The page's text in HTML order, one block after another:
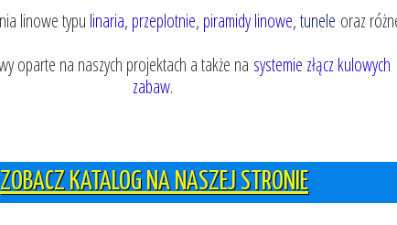
ZOBACZ KATALOG NA NASZEJ STRONIE
linowe typu linaria, przeplotnie, piramidy linowe, tunele oraz
oparte na naszych projektach a także na systemie złącz kulowych
zabaw.